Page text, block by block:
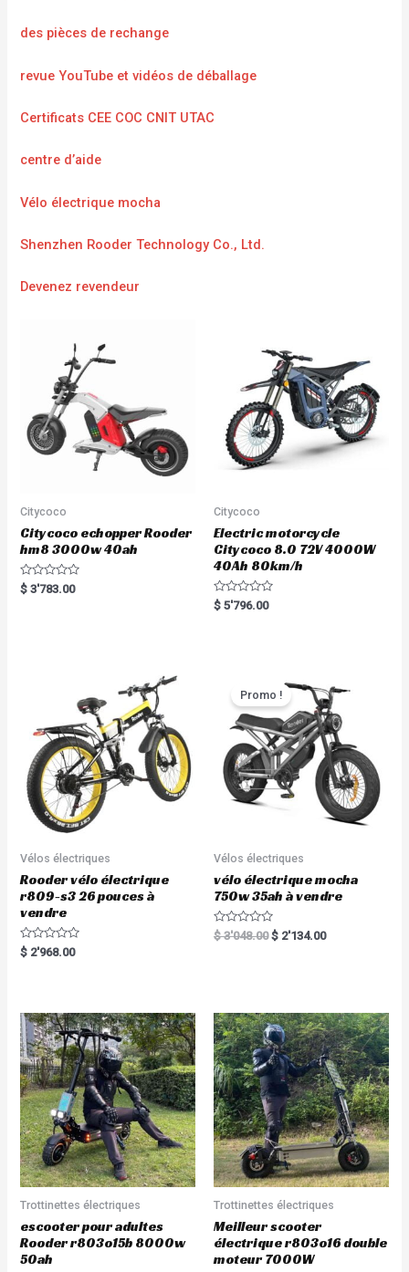
des pièces de rechange
revue YouTube et vidéos de déballage
Certificats CEE COC CNIT UTAC
centre d’aide
Vélo électrique mocha
Shenzhen Rooder Technology Co., Ltd.
Devenez revendeur
Citycoco
Citycoco echopper Rooder
hm8 3000w 40ah
R
a
$ 3'783.00
Citycoco
Electric motorcycle
Citycoco 8.0 72V 4000W
40Ah 80km/h
R
a
$ 5'796.00
Vélos électriques
Rooder vélo électrique
r809-s3 26 pouces à
vendre
R
a
o
u
t
o
f
5
$ 2'968.00
Promo !
Vélos électriques
vélo électrique mocha
750w 35ah à vendre
R
a
t
o
f
5
$3'048.00 $ 2'134.00
Trottinettes électriques
escooter pour adultes
Rooder r803o15b 8000w
50ah
Trottinettes électriques
Meilleur scooter
électrique r803o16 double
moteur 7000W